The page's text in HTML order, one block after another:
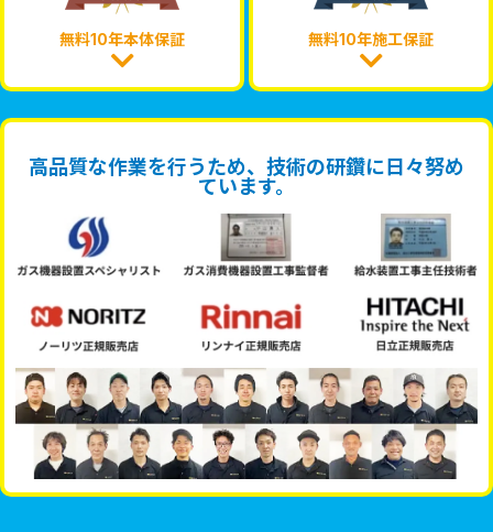
無料10年本体保証 無料10年施工保証
高品質な作業を行うため、技術の研鑽に日々努め
ています。